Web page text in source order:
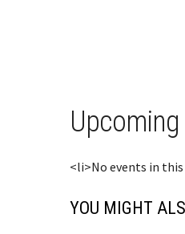
<li>No events in
YOU MIGHT